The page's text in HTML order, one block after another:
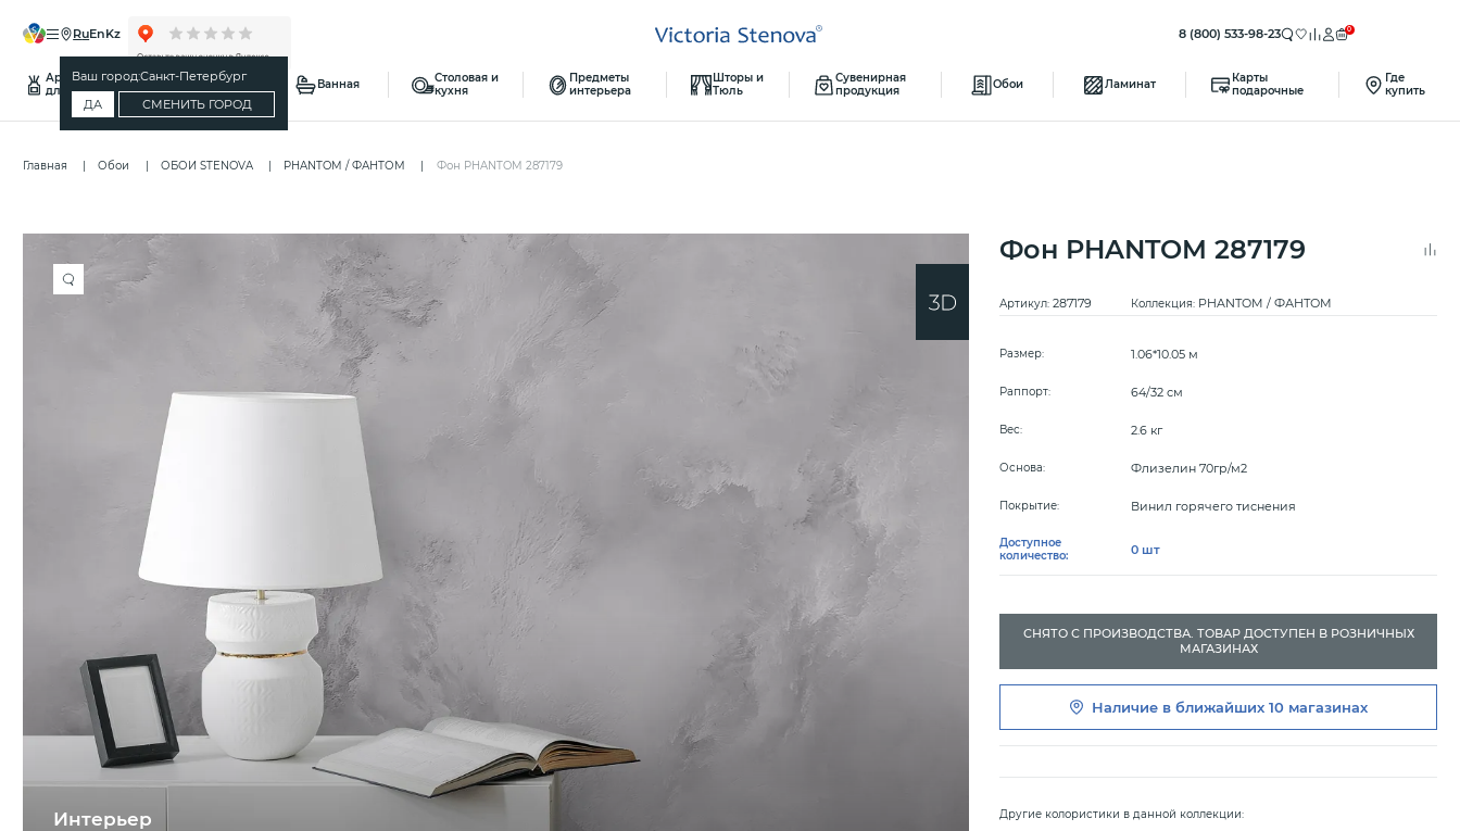
Ваш город:Санкт-Петербург
ДА
СМЕНИТЬ ГОРОД
ru en kz 8 (800) 533-98-23 0
Ароматы
для дома
Спальня Ванная
Столовая и
кухня
Предметы
интерьера
Шторы и
Тюль
Сувенирная
продукция
Обои Ламинат
Карты
подарочные
Где
купить
Главная Обои ОБОИ STENOVA PHANTOM / ФАНТОМ Фон PHANTOM 287179
Интерьер
Фон PHANTOM 287179
Артикул:287179 Коллекция: PHANTOM / ФАНТОМ
Размер: 1.06*10.05 м
Раппорт: 64/32 см
Вес: 2.6 кг
Основа: Флизелин 70гр/м2
Покрытие: Винил горячего тиснения
Доступное
количество:
0 шт
СНЯТО С ПРОИЗВОДСТВА. ТОВАР ДОСТУПЕН В РОЗНИЧНЫХ
МАГАЗИНАХ
Наличие в ближайших10 магазинах
Другие колористики в данной коллекции: